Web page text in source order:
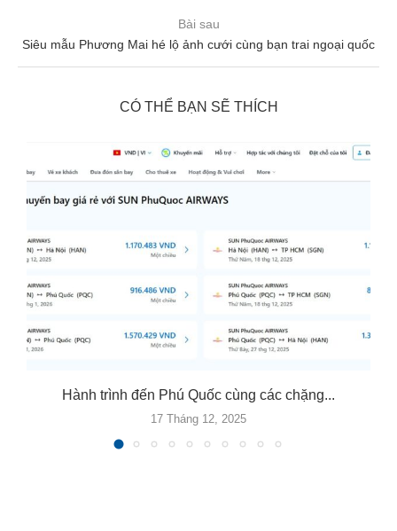
Bài sau
Siêu mẫu Phương Mai hé lộ ảnh cưới cùng bạn trai ngoại quốc
CÓ THỂ BẠN SẼ THÍCH
Hành trình đến Phú Quốc cùng các chặng...
17 Tháng 12, 2025